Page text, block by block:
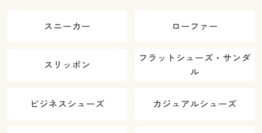
スニーカー ローファー
スリッポン
フラットシューズ・サンダ
ル
ビジネスシューズ カジュアルシューズ